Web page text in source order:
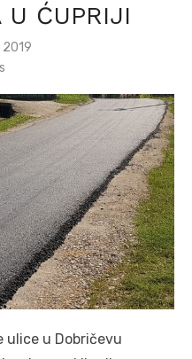
U ĆUPRIJI
ulice u Dobričevu